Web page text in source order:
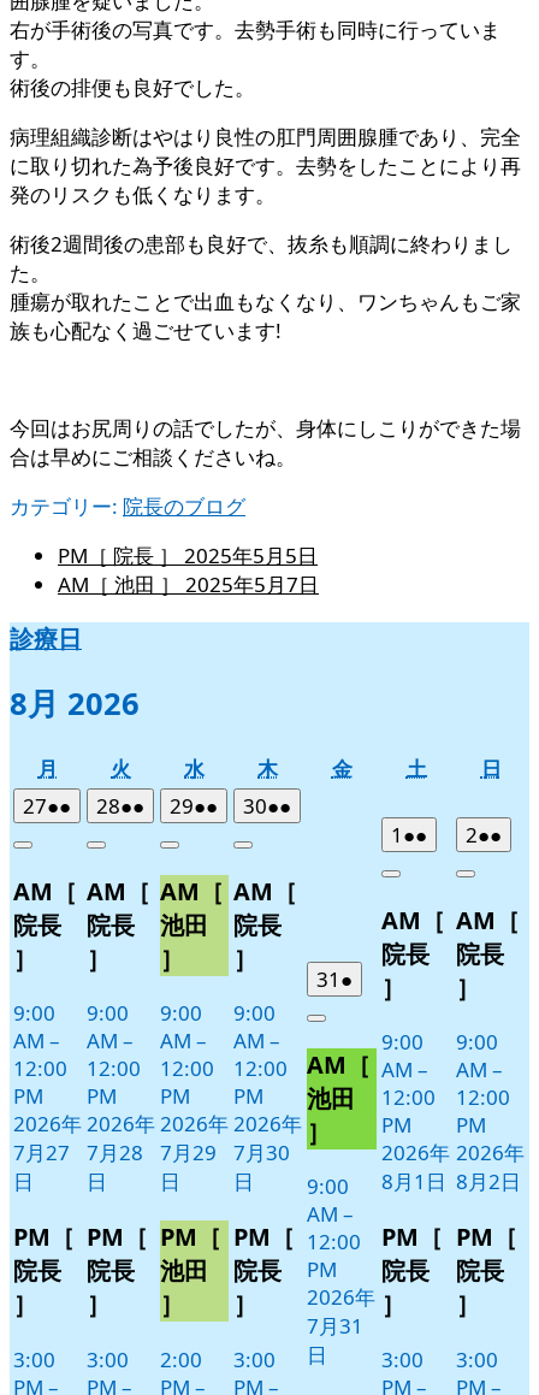
右が手術後の写真です。去勢手術も同時に行っていま
す。
術後の排便も良好でした。
病理組織診断はやはり良性の肛門周囲腺腫であり、完全
に取り切れた為予後良好です。去勢をしたことにより再
発のリスクも低くなります。
術後2週間後の患部も良好で、抜糸も順調に終わりまし
た。
腫瘍が取れたことで出血もなくなり、ワンちゃんもご家
族も心配なく過ごせています!
今回はお尻周りの話でしたが、身体にしこりができた場
合は早めにご相談くださいね。
カテゴリー: 院長のブログ
PM［ 院長 ］ 2025年5月5日
AM［ 池田 ］ 2025年5月7日
診療日
8月 2026
月
曜
日
火
曜
日
水水
曜
日
木木
曜
日
金金
土土
日
日
日
272026
年
月
27
日
●●
件
イ
ベ
ト)
Close
AM［
院長
］
9:00
AM –
12:00
PM
2026年
7月27
日
PM［
院長
］
3:00
PM –
282026
年
月
28
日
●●
件
イ
ベ
ト)
Close
AM［
院長
］
9:00
AM –
12:00
PM
2026年
7月28
日
PM［
院長
］
3:00
PM –
292026
年
月
29
日
●●
件
イ
ベ
ト)
Close
AM［
池田
］
9:00
AM –
12:00
PM
2026年
7月29
日
PM［
池田
］
2:00
PM –
302026
年
月
30
日
●●
件
イ
Close
AM［
院長
］
9:00
AM –
12:00
PM
2026年
7月30
日
PM［
院長
］
3:00
PM –
31 2026
年
月
31
日
●
件
イ
ベ
ト)
Close
AM［
池田
］
9:00
AM –
12:00
PM
2026年
7月31
日
1 2026
年
月
1
日
●●
件
イ
ベ
Close
AM［
院長
］
9:00
AM –
12:00
PM
2026年
8月1日
PM［
院長
］
3:00
PM –
22026
年
月
2
日
●●
件
イ
ベ
Close
AM［
院長
］
9:00
AM –
12:00
PM
2026年
8月2日
PM［
院長
］
3:00
PM –